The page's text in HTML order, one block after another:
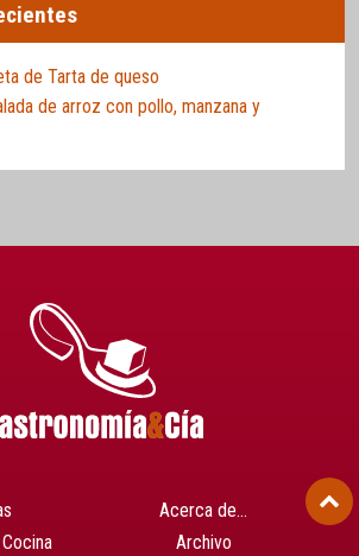
de Tarta de queso
de arroz con pollo, manzana y
Acerca de…
Archivo